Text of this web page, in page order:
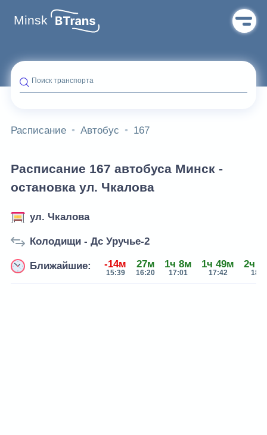
Minsk
Поиск транспорта
Расписание Автобус 167
Расписание 167 автобуса Минск -
остановка ул. Чкалова
ул. Чкалова
Колодищи - Дс Уручье-2
Ближайшие: -14м
15:39
27м
16:20
1ч 8м
17:01
1ч 49м
17:42
2ч